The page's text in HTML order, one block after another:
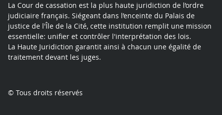
La Cour de cassation est la plus haute juridiction de l’ordre
judiciaire français. Siégeant dans l’enceinte du Palais de
justice de l'Île de la Cité, cette institution remplit une mission
essentielle: unifier et contrôler l'interprétation des lois.
La Haute Juridiction garantit ainsi à chacun une égalité de
traitement devant les juges.
© Tous droits réservés